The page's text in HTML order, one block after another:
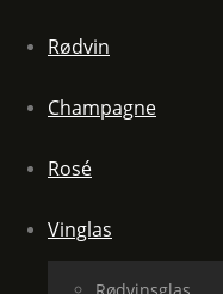
Rødvin
Champagne
Rosé
Vinglas